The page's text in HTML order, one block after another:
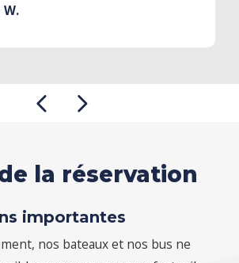
la réservation
importantes
nos bateaux et nos bus ne